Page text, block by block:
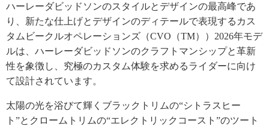
ハーレーダビッドソンのスタイルとデザインの最高峰であ
り、新たな仕上げとデザインのディテールで表現するカス
タムビークルオペレーションズ（CVO（TM））2026年モデ
ルは、ハーレーダビッドソンのクラフトマンシップと革新
性を象徴し、究極のカスタム体験を求めるライダーに向け
て設計されています。
太陽の光を浴びて輝くブラックトリムの“シトラスヒー
ト”とクロームトリムの“エレクトリックコースト”のツート